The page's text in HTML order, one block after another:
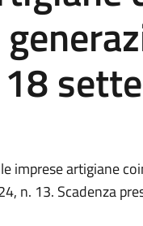
imprese artigiane
n. 13. Scadenza